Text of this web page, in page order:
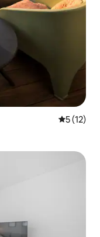
5 (12)